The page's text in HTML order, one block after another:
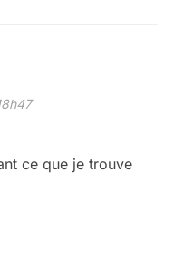
ce que je trouve